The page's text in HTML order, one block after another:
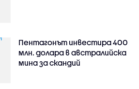
Пентагонът инвестира 400
млн. долара в австралийска
мина за скандий